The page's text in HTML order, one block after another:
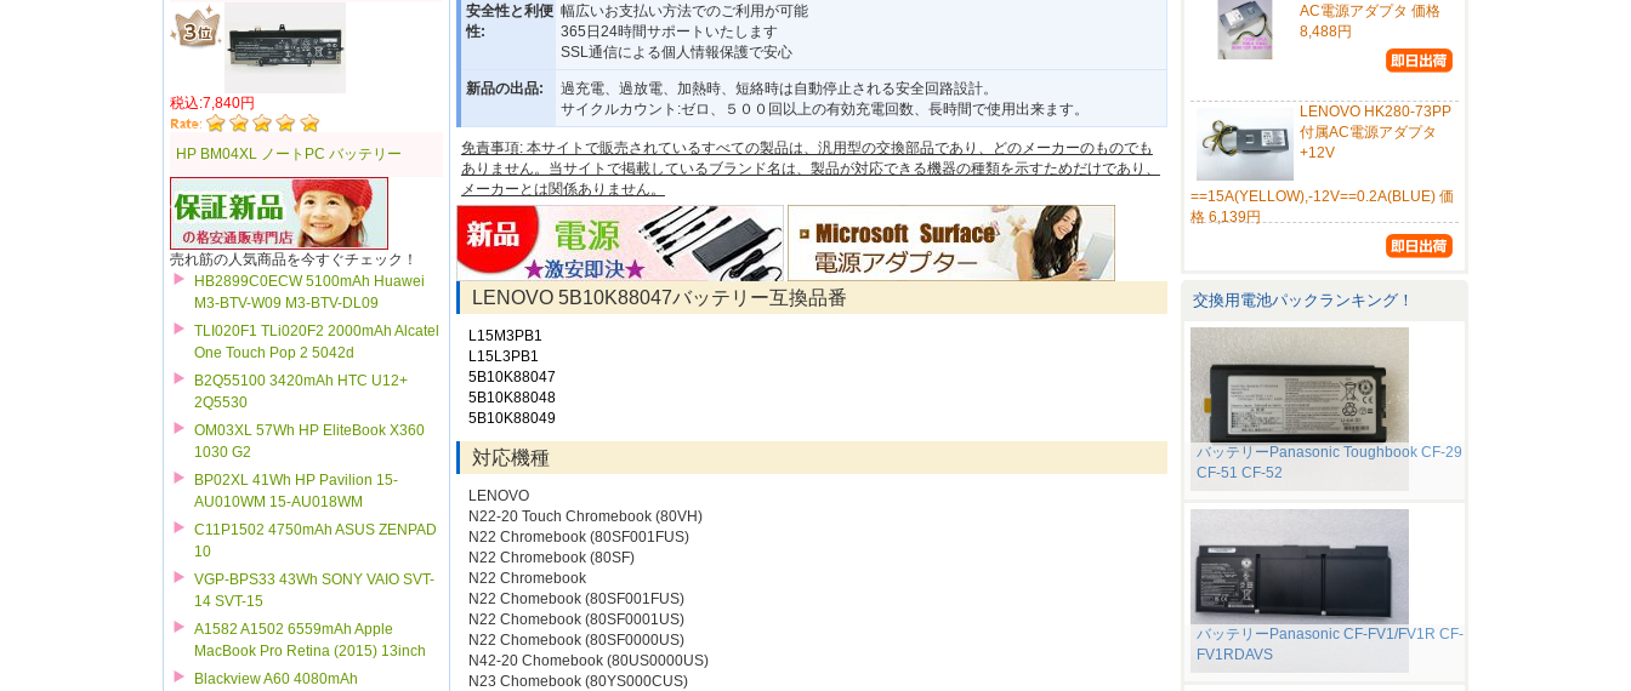
税込:7,840円
HP BM04XL ノートPC バッテリー
売れ筋の人気商品を今すぐチェック！
HB2899C0ECW 5100mAh Huawei
M3-BTV-W09 M3-BTV-DL09
TLI020F1 TLi020F2 2000mAh Alcatel
One Touch Pop 2 5042d
B2Q55100 3420mAh HTC U12+
2Q5530
OM03XL 57Wh HP EliteBook X360
1030 G2
BP02XL 41Wh HP Pavilion 15-
AU010WM 15-AU018WM
C11P1502 4750mAh ASUS ZENPAD
10
VGP-BPS33 43Wh SONY VAIO SVT-
14 SVT-15
A1582 A1502 6559mAh Apple
MacBook Pro Retina (2015) 13inch
Blackview A60 4080mAh
安全性と利便
性:
幅広いお支払い方法でのご利用が可能
365日24時間サポートいたします
SSL通信による個人情報保護で安心
新品の出品:
過充電、過放電、加熱時、短絡時は自動停止される安全回路設計。
サイクルカウント:ゼロ、５００回以上の有効充電回数、長時間で使用出来ます。
免責事項: 本サイトで販売されているすべての製品は、汎用型の交換部品であり、どのメーカーのものでも
ありません。当サイトで掲載しているブランド名は、製品が対応できる機器の種類を示すためだけであり、
メーカーとは関係ありません。
LENOVO 5B10K88047バッテリー互換品番
L15M3PB1
L15L3PB1
5B10K88047
5B10K88048
5B10K88049
対応機種
LENOVO
N22-20 Touch Chromebook (80VH)
N22 Chromebook (80SF001FUS)
N22 Chromebook (80SF)
N22 Chromebook
N22 Chomebook (80SF001FUS)
N22 Chomebook (80SF0001US)
N22 Chomebook (80SF0000US)
N42-20 Chomebook (80US0000US)
N23 Chomebook (80YS000CUS)
AC電源アダプタ 価格
8,488円
LENOVO HK280-73PP
付属AC電源アダプタ
+12V
==15A(YELLOW),-12V==0.2A(BLUE) 価
格 6,139円
交換用電池パックランキング！
バッテリーPanasonic Toughbook CF-29
CF-51 CF-52
バッテリーPanasonic CF-FV1/FV1R CF-
FV1RDAVS